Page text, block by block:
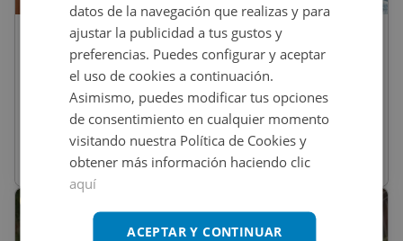
230.000 €
Piso En Venta En Barbera Del Valles
33000031
3 habs1 baños
datos de la navegación que realizas y para
ajustar la publicidad a tus gustos y
preferencias. Puedes configurar y aceptar
el uso de cookies a continuación.
Asimismo, puedes modificar tus opciones
de consentimiento en cualquier momento
visitando nuestra Política de Cookies y
obtener más información haciendo clic
aquí
ACEPTAR Y CONTINUAR